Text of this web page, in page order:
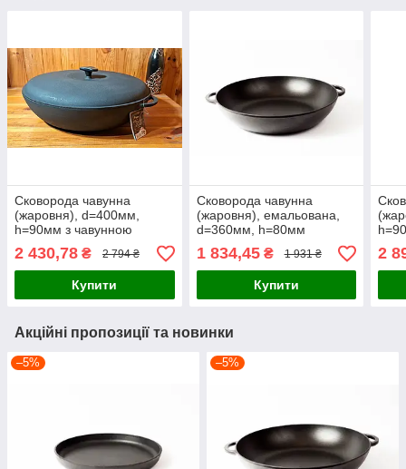
Сковорода чавунна
(жаровня), d=400мм,
h=90мм з чавунною
2 430,78 ₴ 2 794 ₴
Купити
Сковорода чавунна
(жаровня), емальована,
d=360мм, h=80мм
1 834,45₴ 1 931 ₴
Купити
2
Акційні пропозиції та новинки
–5% –5%